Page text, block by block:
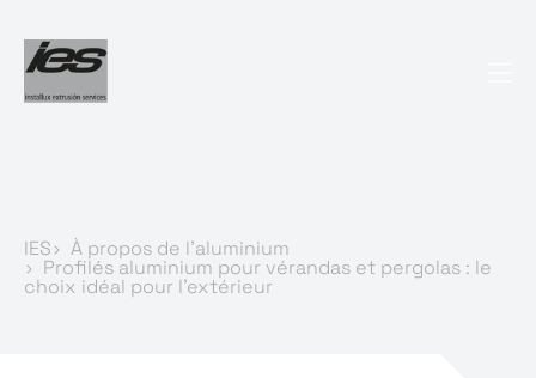
IES À propos de l’aluminium
Profilés aluminium pour vérandas et pergolas : le
choix idéal pour l'extérieur